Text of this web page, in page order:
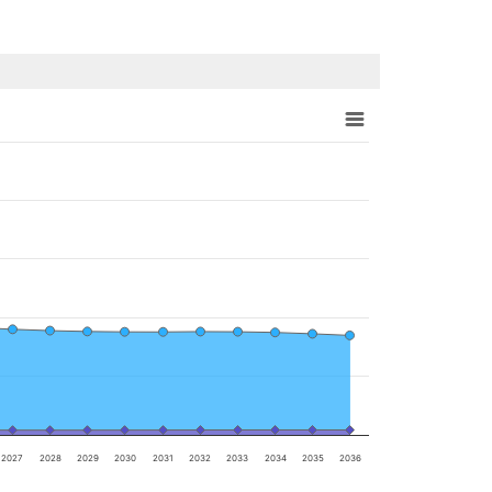
2027 2028 2029 2030 2031 2032 2033 2034 2035 2036